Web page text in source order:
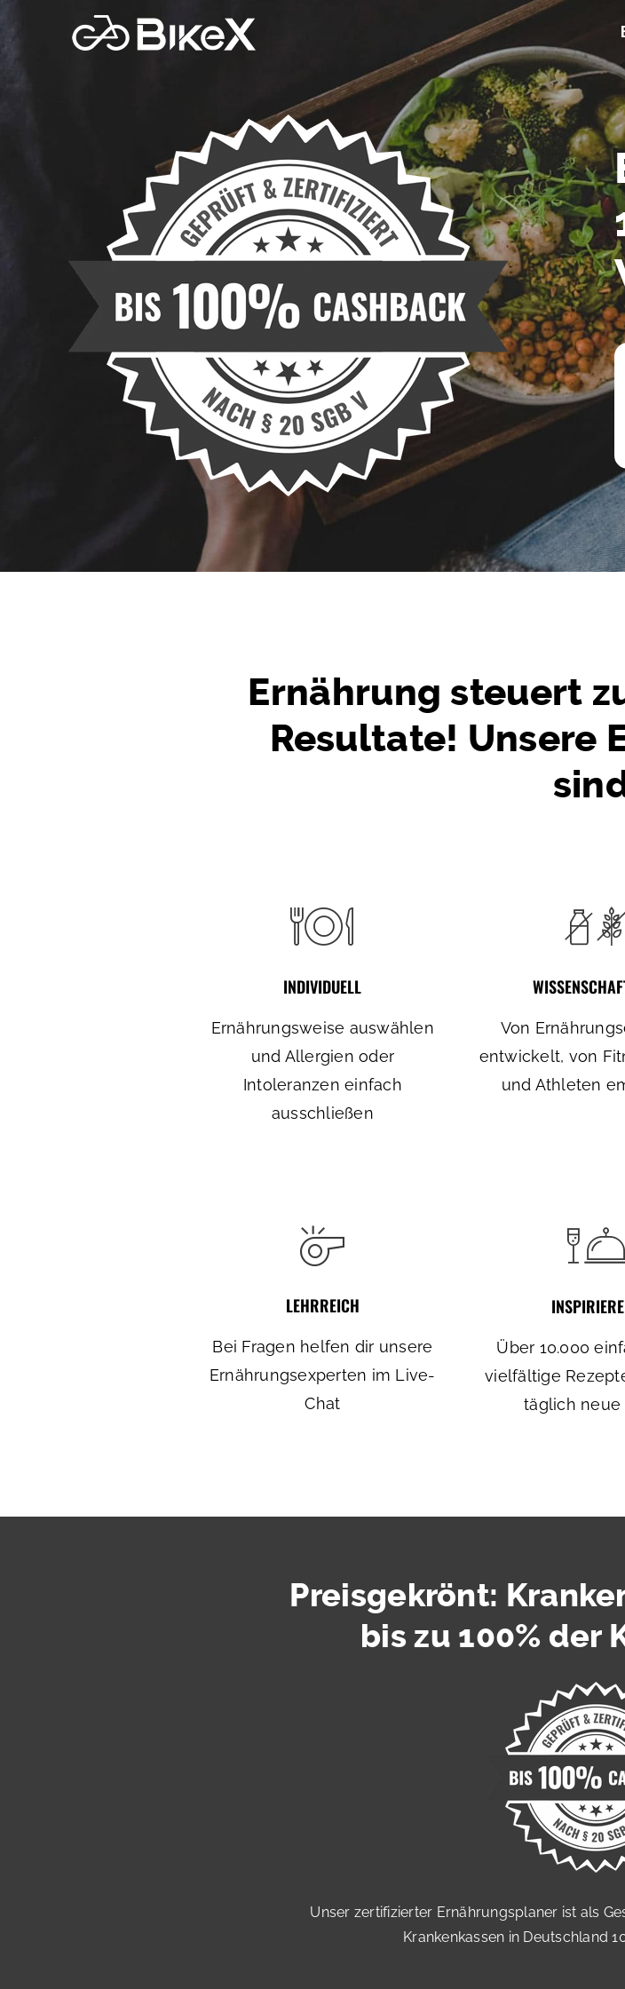
Ernährung steuert
Resultate! Unsere
INDIVIDUELL
Ernährungsweise auswählen
und Allergien oder
Intoleranzen einfach
ausschließen
Von
entwickelt, von
und Athleten
LEHRREICH
Bei Fragen helfen dir unsere
Ernährungsexperten im Live-
Chat
Über 10.000
vielfältige
täglich neue
Preisgekrönt:
bis zu 100% der
Unser zertifizierter Ernährungsplaner ist als
Krankenkassen in Deutschland